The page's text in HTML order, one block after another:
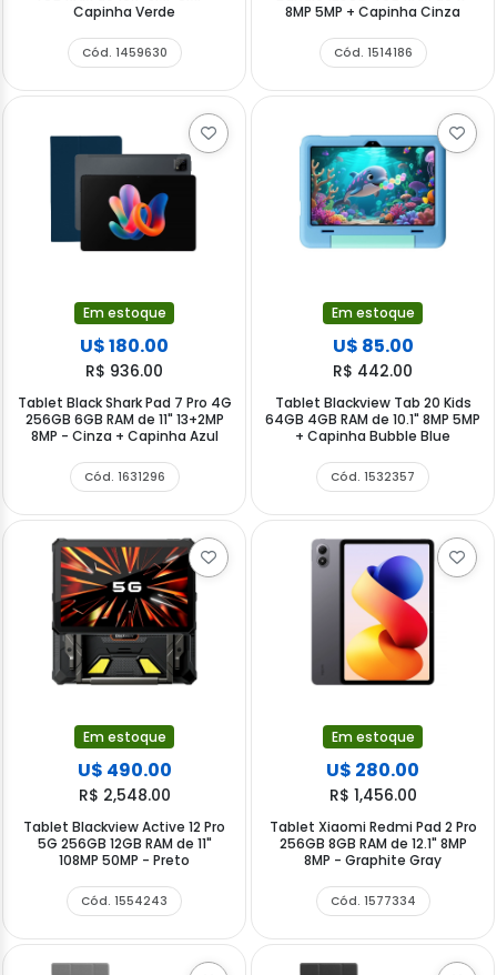
Capinha Verde
Cód. 1459630
8MP 5MP + Capinha Cinza
Cód. 1514186
Em estoque
U$ 180.00
R$ 936.00
Tablet Black Shark Pad 7 Pro 4G
256GB 6GB RAM de 11" 13+2MP
8MP - Cinza + Capinha Azul
Cód. 1631296
Em estoque
U$ 85.00
R$ 442.00
Tablet Blackview Tab 20 Kids
64GB 4GB RAM de 10.1" 8MP 5MP
+ Capinha Bubble Blue
Cód. 1532357
Em estoque
U$ 490.00
R$ 2,548.00
Tablet Blackview Active 12 Pro
5G 256GB 12GB RAM de 11"
108MP 50MP - Preto
Cód. 1554243
Em estoque
U$ 280.00
R$ 1,456.00
Tablet Xiaomi Redmi Pad 2 Pro
256GB 8GB RAM de 12.1" 8MP
8MP - Graphite Gray
Cód. 1577334